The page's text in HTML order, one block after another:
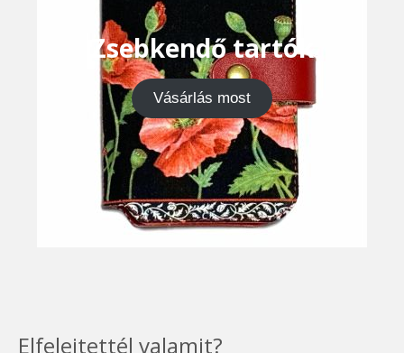
Zsebkendő tartók
Vásárlás most
Elfelejtettél valamit?